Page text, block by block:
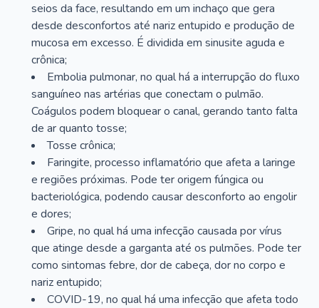
seios da face, resultando em um inchaço que gera
desde desconfortos até nariz entupido e produção de
mucosa em excesso. É dividida em sinusite aguda e
crônica;
Embolia pulmonar, no qual há a interrupção do fluxo
sanguíneo nas artérias que conectam o pulmão.
Coágulos podem bloquear o canal, gerando tanto falta
de ar quanto tosse;
Tosse crônica;
Faringite, processo inflamatório que afeta a laringe
e regiões próximas. Pode ter origem fúngica ou
bacteriológica, podendo causar desconforto ao engolir
e dores;
Gripe, no qual há uma infecção causada por vírus
que atinge desde a garganta até os pulmões. Pode ter
como sintomas febre, dor de cabeça, dor no corpo e
nariz entupido;
COVID-19, no qual há uma infecção que afeta todo